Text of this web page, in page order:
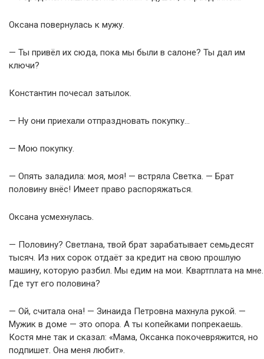
Оксана повернулась к мужу.
— Ты привёл их сюда, пока мы были в салоне? Ты дал им
ключи?
Константин почесал затылок.
— Ну они приехали отпраздновать покупку…
— Мою покупку.
— Опять заладила: моя, моя! — встряла Светка. — Брат
половину внёс! Имеет право распоряжаться.
Оксана усмехнулась.
— Половину? Светлана, твой брат зарабатывает семьдесят
тысяч. Из них сорок отдаёт за кредит на свою прошлую
машину, которую разбил. Мы едим на мои. Квартплата на мне.
Где тут его половина?
— Ой, считала она! — Зинаида Петровна махнула рукой. —
Мужик в доме — это опора. А ты копейками попрекаешь.
Костя мне так и сказал: «Мама, Оксанка покочевряжится, но
подпишет. Она меня любит».